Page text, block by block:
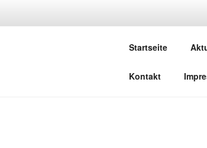
Startseite
Kontakt